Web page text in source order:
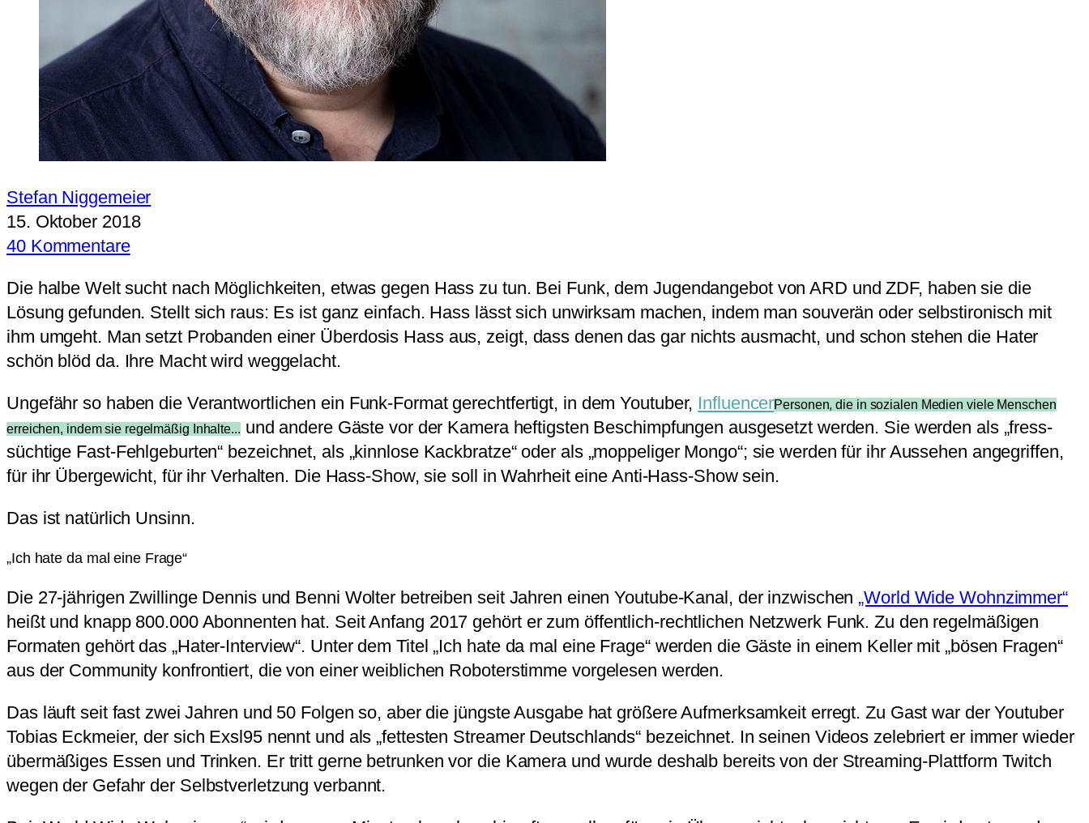
Stefan Niggemeier
15. Oktober 2018
40 Kommentare
Die halbe Welt sucht nach Möglichkeiten, etwas gegen Hass zu tun. Bei Funk, dem Jugendangebot von ARD und ZDF, haben sie die
Lösung gefunden. Stellt sich raus: Es ist ganz einfach. Hass lässt sich unwirksam machen, indem man souverän oder selbstironisch mit
ihm umgeht. Man setzt Probanden einer Überdosis Hass aus, zeigt, dass denen das gar nichts ausmacht, und schon stehen die Hater
schön blöd da. Ihre Macht wird weggelacht.
Ungefähr so haben die Verantwortlichen ein Funk-Format gerechtfertigt, in dem Youtuber, InfluencerPersonen, die in sozialen Medien viele Menschen
erreichen, indem sie regelmäßig Inhalte...und andere Gäste vor der Kamera heftigsten Beschimpfungen ausgesetzt werden. Sie werden als „fress-
süchtige Fast-Fehlgeburten“ bezeichnet, als „kinnlose Kackbratze“ oder als „moppeliger Mongo“; sie werden für ihr Aussehen angegriffen,
für ihr Übergewicht, für ihr Verhalten. Die Hass-Show, sie soll in Wahrheit eine Anti-Hass-Show sein.
Das ist natürlich Unsinn.
„Ich hate da mal eine Frage“
Die 27-jährigen Zwillinge Dennis und Benni Wolter betreiben seit Jahren einen Youtube-Kanal, der inzwischen„World Wide Wohnzimmer“
heißt und knapp 800.000 Abonnenten hat. Seit Anfang 2017 gehört er zum öffentlich-rechtlichen Netzwerk Funk. Zu den regelmäßigen
Formaten gehört das „Hater-Interview“. Unter dem Titel „Ich hate da mal eine Frage“ werden die Gäste in einem Keller mit „bösen Fragen“
aus der Community konfrontiert, die von einer weiblichen Roboterstimme vorgelesen werden.
Das läuft seit fast zwei Jahren und 50 Folgen so, aber die jüngste Ausgabe hat größere Aufmerksamkeit erregt. Zu Gast war der Youtuber
Tobias Eckmeier, der sich Exsl95 nennt und als „fettesten Streamer Deutschlands“ bezeichnet. In seinen Videos zelebriert er immer wieder
übermäßiges Essen und Trinken. Er tritt gerne betrunken vor die Kamera und wurde deshalb bereits von der Streaming-Plattform Twitch
wegen der Gefahr der Selbstverletzung verbannt.